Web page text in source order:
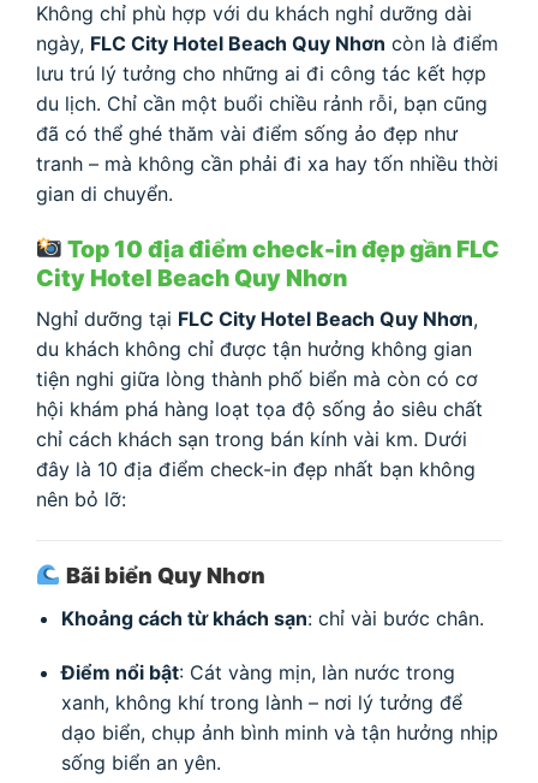
Không chỉ phù hợp với du khách nghỉ dưỡng dài
ngày, FLC City Hotel Beach Quy Nhơn còn là điểm
lưu trú lý tưởng cho những ai đi công tác kết hợp
du lịch. Chỉ cần một buổi chiều rảnh rỗi, bạn cũng
đã có thể ghé thăm vài điểm sống ảo đẹp như
tranh – mà không cần phải đi xa hay tốn nhiều thời
gian di chuyển.
Top 10 địa điểm check-in đẹp gần FLC
City Hotel Beach Quy Nhơn
Nghỉ dưỡng tại FLC City Hotel Beach Quy Nhơn,
du khách không chỉ được tận hưởng không gian
tiện nghi giữa lòng thành phố biển mà còn có cơ
hội khám phá hàng loạt tọa độ sống ảo siêu chất
chỉ cách khách sạn trong bán kính vài km. Dưới
đây là 10 địa điểm check-in đẹp nhất bạn không
nên bỏ lỡ:
Bãi biển Quy Nhơn
Khoảng cách từ khách sạn: chỉ vài bước chân.
Điểm nổi bật: Cát vàng mịn, làn nước trong
xanh, không khí trong lành – nơi lý tưởng để
dạo biển, chụp ảnh bình minh và tận hưởng nhịp
sống biển an yên.